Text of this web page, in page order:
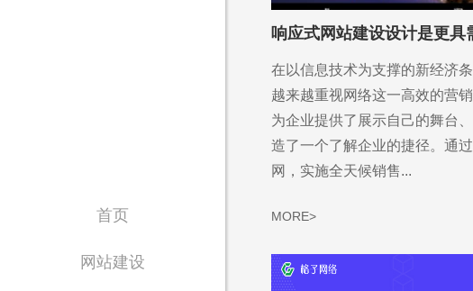
首页
网站建设
在以信息技术为支撑的新经济
越来越重视网络这一高效的营
为企业提供了展示自己的舞台
造了一个了解企业的捷径。通
网，实施全天候销售...
MORE>